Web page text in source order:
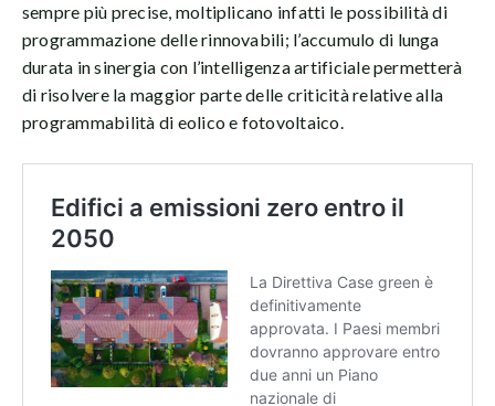
sempre più precise, moltiplicano infatti le possibilità di
programmazione delle rinnovabili; l’accumulo di lunga
durata in sinergia con l’intelligenza artificiale permetterà
di risolvere la maggior parte delle criticità relative alla
programmabilità di eolico e fotovoltaico.